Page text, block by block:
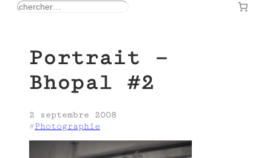
rechercher
Portrait –
Bhopal #2
2 septembre 2008
#Photographie